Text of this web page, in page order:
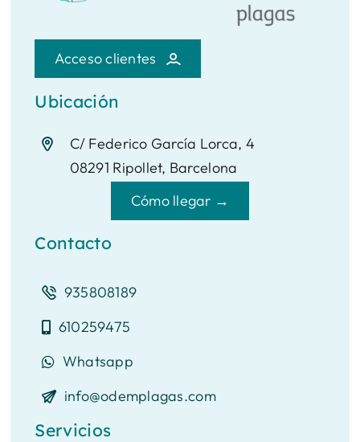
Acceso clientes
Ubicación
C/ Federico García Lorca, 4
08291 Ripollet, Barcelona
Cómo llegar →
Contacto
935808189
610259475
Whatsapp
info@odemplagas.com
Servicios